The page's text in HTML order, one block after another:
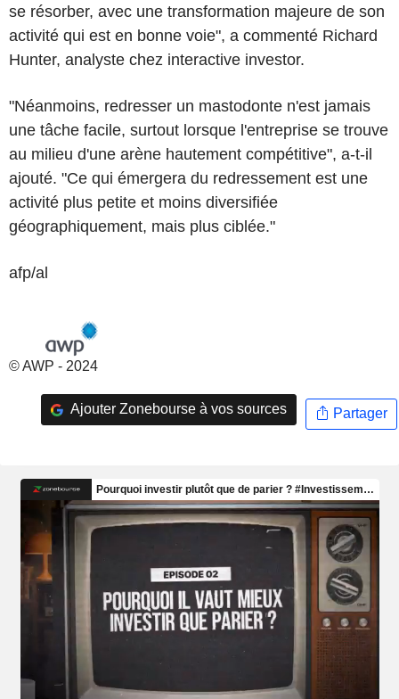
se résorber, avec une transformation majeure de son
activité qui est en bonne voie", a commenté Richard
Hunter, analyste chez interactive investor.
"Néanmoins, redresser un mastodonte n'est jamais
une tâche facile, surtout lorsque l'entreprise se trouve
au milieu d'une arène hautement compétitive", a-t-il
ajouté. "Ce qui émergera du redressement est une
activité plus petite et moins diversifiée
géographiquement, mais plus ciblée."
afp/al
© AWP - 2024
Ajouter Zonebourse à vos sources Partager